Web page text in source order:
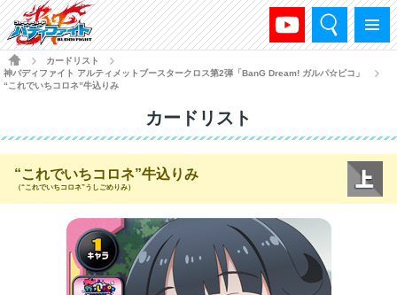
メニュー
検索
HOME
カードリスト
神バディファイト アルティメットブースタークロス第2弾「BanG Dream! ガルパ☆ピコ」
“これでいちコロネ”牛込りみ
カードリスト
“これでいちコロネ”牛込りみ
（“これでいちコロネ”うしごめりみ）